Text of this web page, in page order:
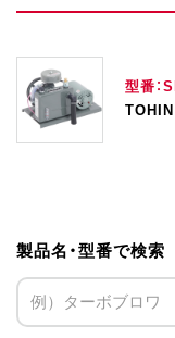
型番：
製品名・型番で検索